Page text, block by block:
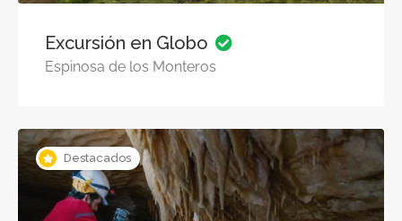
Excursión en Globo
Espinosa de los Monteros
Destacados